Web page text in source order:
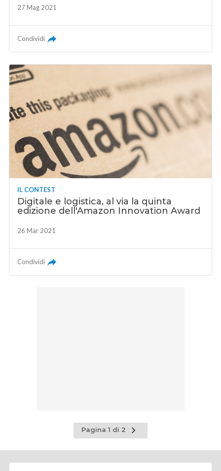
27 Mag 2021
Condividi
IL CONTEST
Digitale e logistica, al via la quinta
edizione dell'Amazon Innovation Award
26 Mar 2021
Condividi
Pagina 1 di 2
Pagina
successiva